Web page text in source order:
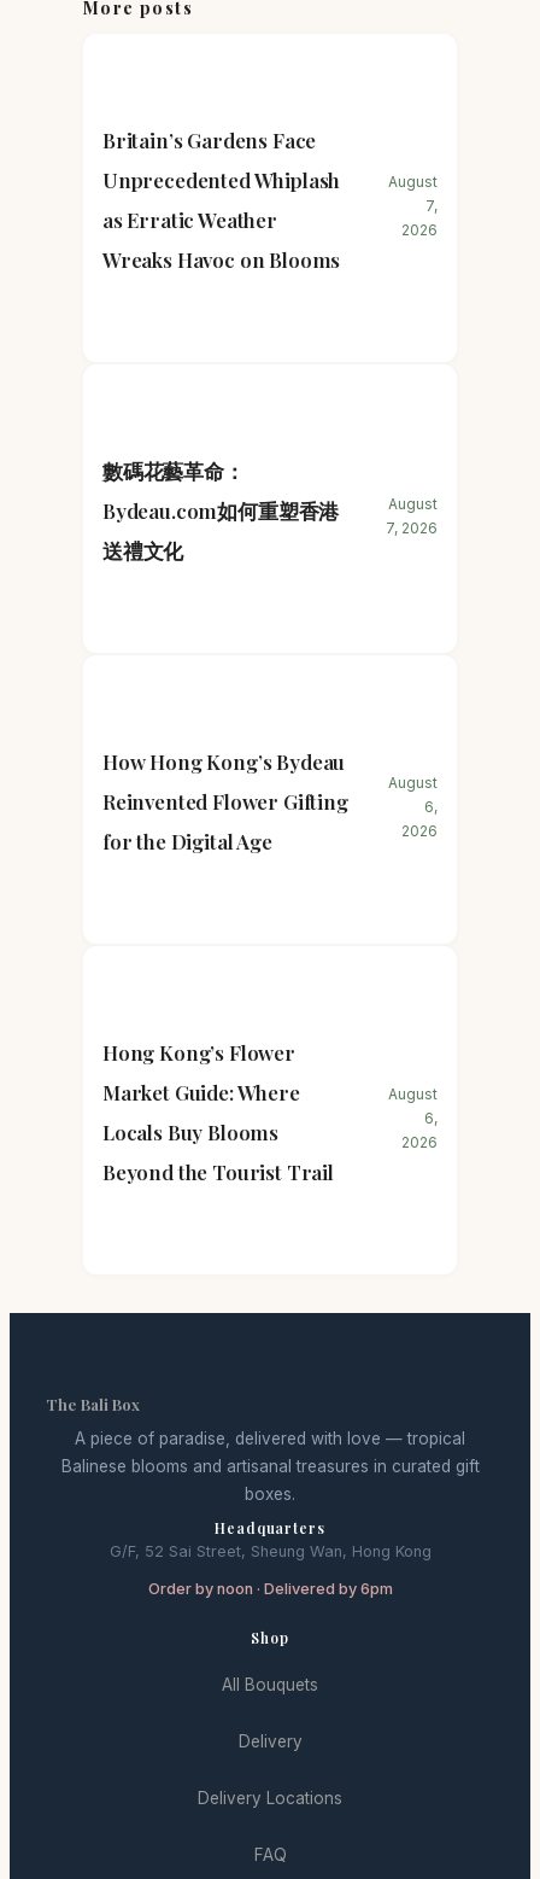
More posts
Britain’s Gardens Face
Unprecedented Whiplash
as Erratic Weather
Wreaks Havoc on Blooms
August
7,
2026
數碼花藝革命：
Bydeau.com如何重塑香港
送禮文化
August
7, 2026
How Hong Kong’s Bydeau
Reinvented Flower Gifting
for the Digital Age
August
6,
2026
Hong Kong’s Flower
Market Guide: Where
Locals Buy Blooms
Beyond the Tourist Trail
August
6,
2026
The Bali Box
A piece of paradise, delivered with love — tropical
Balinese blooms and artisanal treasures in curated gift
boxes.
Headquarters
G/F, 52 Sai Street, Sheung Wan, Hong Kong
Order by noon · Delivered by 6pm
Shop
All Bouquets
Delivery
Delivery Locations
FAQ